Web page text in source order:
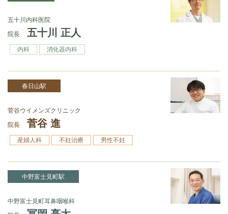
五十川内科医院
院長
五十川 正人
内科 消化器内科
春日山駅
菅谷ウイメンズクリニック
院長
菅谷 進
産婦人科 不妊治療 男性不妊
中野富士見町駅
中野富士見町耳鼻咽喉科